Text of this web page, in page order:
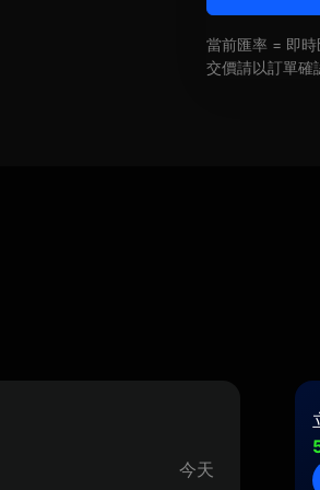
當前匯率 = 即
交價請以訂單確
今天